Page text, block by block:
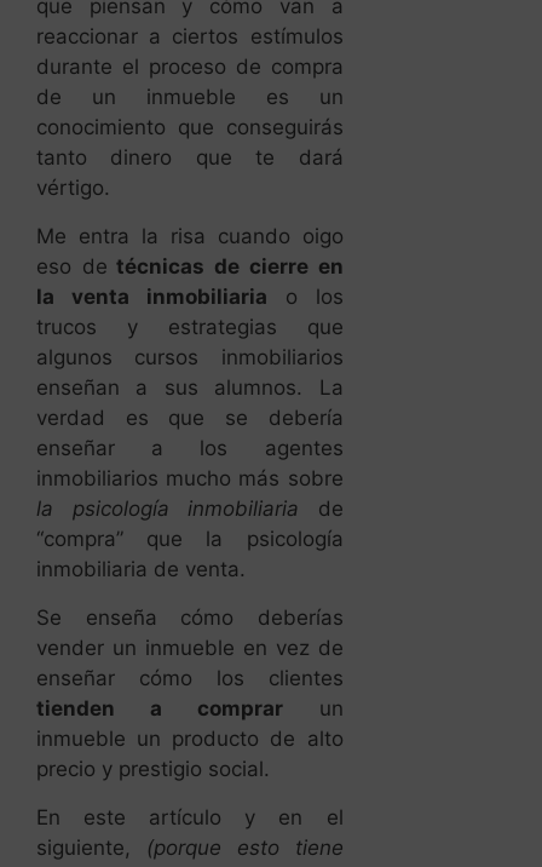
que piensan y cómo van a
reaccionar a ciertos estímulos
durante el proceso de compra
de un inmueble es un
conocimiento que conseguirás
tanto dinero que te dará
vértigo.
Me entra la risa cuando oigo
eso de técnicas de cierre en
la venta inmobiliaria o los
trucos y estrategias que
algunos cursos inmobiliarios
enseñan a sus alumnos. La
verdad es que se debería
enseñar a los agentes
inmobiliarios mucho más sobre
la psicología inmobiliaria de
“compra” que la psicología
inmobiliaria de venta.
Se enseña cómo deberías
vender un inmueble en vez de
enseñar cómo los clientes
tienden a comprarun
inmueble un producto de alto
precio y prestigio social.
En este artículo y en el
siguiente, (porque esto tiene